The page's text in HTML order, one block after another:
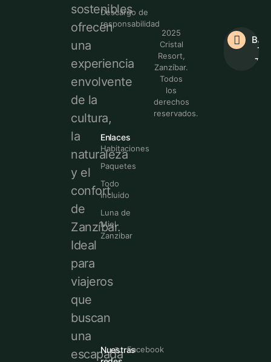
sostenibles
ofrecen
una
experiencia
envolvente
de la
cultura,
la
naturaleza
y el
confort
de
Zanzíbar.
Ideal
para
viajeros
que
buscan
una
escapada
Descargo de
responsabilidad
Enlaces
Habitaciones
Paquetes
Todo
incluido
Luna de
Miel
Zanzibar
NuestrasFacebook
2025
Cristal
Resort,
Zanzíbar.
Todos
los
derechos
reservados.
To
Top